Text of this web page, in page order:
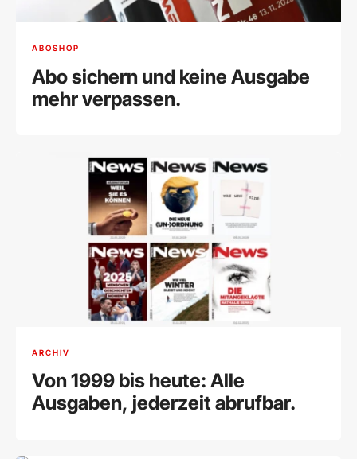
ABOSHOP
Abo sichern und keine Ausgabe
mehr verpassen.
ARCHIV
Von 1999 bis heute: Alle
Ausgaben, jederzeit abrufbar.